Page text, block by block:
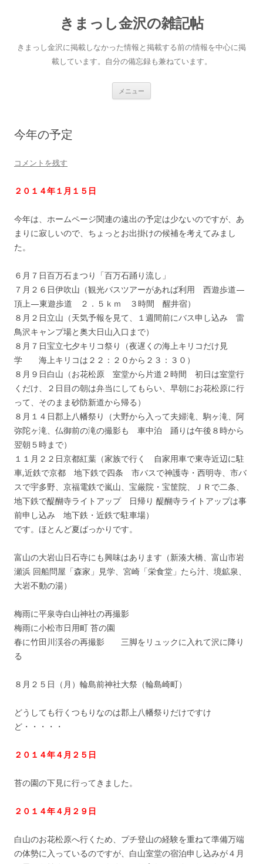
きまっし金沢の雑記帖
きまっし金沢に掲載しなかった情報と掲載する前の情報を中心に掲
載しています。自分の備忘録も兼ねています。
メニュー
今年の予定
コメントを残す
２０１４年１月１５日
今年は、ホームページ関連の遠出の予定は少ないのですが、あ
まりに寂しいので、ちょっとお出掛けの候補を考えてみまし
た。
６月７日百万石まつり「百万石踊り流し」
７月２６日伊吹山（観光バスツアーがあれば利用 西遊歩道—
頂上—東遊歩道 ２．５ｋｍ ３時間 醒井宿）
８月２日立山（天気予報を見て、１週間前にバス申し込み 雷
鳥沢キャンプ場と奥大日山入口まで）
８月７日宝立七夕キリコ祭り（夜遅くの海上キリコだけ見
学 海上キリコは２２：２０から２３：３０）
８月９日白山（お花松原 室堂から片道２時間 初日は室堂行
くだけ、２日目の朝は弁当にしてもらい、早朝にお花松原に行
って、そのまま砂防新道から帰る）
８月１４日郡上八幡祭り（大野から入って夫婦滝、駒ヶ滝、阿
弥陀ヶ滝、仏御前の滝の撮影も 車中泊 踊りは午後８時から
翌朝５時まで）
１１月２２日京都紅葉（家族で行く 自家用車で東寺近辺に駐
車,近鉄で京都 地下鉄で四条 市バスで神護寺・西明寺、市バ
スで宇多野、京福電鉄で嵐山、宝厳院・宝筐院、ＪＲで二条、
地下鉄で醍醐寺ライトアップ 日帰り 醍醐寺ライトアップは事
前申し込み 地下鉄・近鉄で駐車場）
です。ほとんど夏ばっかりです。
富山の大岩山日石寺にも興味はあります（新湊大橋、富山市岩
瀬浜 回船問屋「森家」見学、宮崎「栄食堂」たら汁、境鉱泉、
大岩不動の湯）
梅雨に平泉寺白山神社の再撮影
梅雨に小松市日用町 苔の園
春に竹田川渓谷の再撮影 三脚をリュックに入れて沢に降り
る
８月２５日（月）輪島前神社大祭（輪島崎町）
どうしても行くつもりなのは郡上八幡祭りだけですけ
ど・・・・・
２０１４年４月２５日
苔の園の下見に行ってきました。
２０１４年４月２９日
白山のお花松原へ行くため、プチ登山の経験を重ねて準備万端
の体勢に入っているのですが、白山室堂の宿泊申し込みが４月